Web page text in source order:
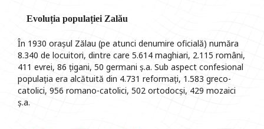
Evoluția populației Zalău
În 1930 orașul Zălau (pe atunci denumire oficială) număra
8.340 de locuitori, dintre care 5.614 maghiari, 2.115 români,
411 evrei, 86 țigani, 50 germani ș.a. Sub aspect confesional
populația era alcătuită din 4.731 reformați, 1.583 greco-
catolici, 956 romano-catolici, 502 ortodocși, 429 mozaici
ș.a.